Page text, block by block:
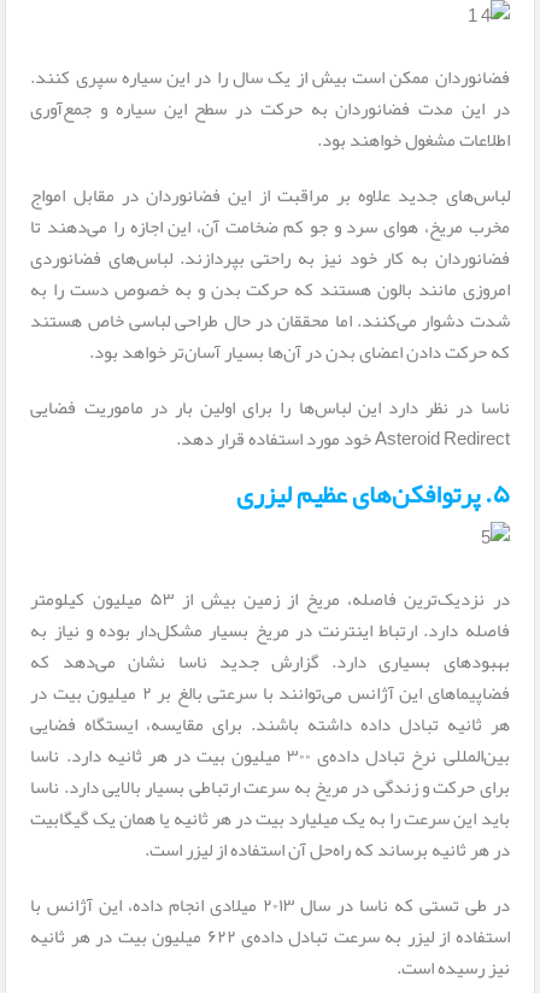
فضانوردان ممکن است بیش از یک سال را در این سیاره سپری کنند.
در این مدت فضانوردان به حرکت در سطح این سیاره و جمع‌آوری
اطلاعات مشغول خواهند بود.
لباس‌های جدید علاوه بر مراقبت از این فضانوردان در مقابل امواج
مخرب مریخ، هوای سرد و جو کم ضخامت آن، این اجازه را می‌دهند تا
فضانوردان به کار خود نیز به راحتی بپردازند. لباس‌های فضانوردی
امروزی مانند بالون هستند که حرکت بدن و به خصوص دست را به
شدت دشوار می‌کنند. اما محققان در حال طراحی لباسی خاص هستند
که حرکت دادن اعضای بدن در آن‌ها بسیار آسان‌تر خواهد بود.
ناسا در نظر دارد این لباس‌ها را برای اولین بار در ماموریت فضایی
Asteroid Redirect خود مورد استفاده قرار دهد.
۵. پرتوافکن‌های عظیم لیزری
در نزدیک‌ترین فاصله‌، مریخ از زمین بیش از ۵۳ میلیون کیلومتر
فاصله دارد. ارتباط اینترنت در مریخ بسیار مشکل‌دار بوده و نیاز به
بهبودهای بسیاری دارد. گزارش جدید ناسا نشان می‌دهد که
فضاپیماهای این آژانس می‌توانند با سرعتی بالغ بر ۲ میلیون بیت در
هر ثانیه تبادل داده داشته باشند. برای مقایسه، ایستگاه فضایی
بین‌المللی نرخ تبادل داده‌ی ۳۰۰ میلیون بیت در هر ثانیه دارد. ناسا
برای حرکت و زندگی در مریخ به سرعت ارتباطی بسیار بالایی دارد. ناسا
باید این سرعت را به یک میلیارد بیت در هر ثانیه یا همان یک گیگابیت
در هر ثانیه برساند که راه‌حل آن استفاده از لیزر است.
در طی تستی که ناسا در سال ۲۰۱۳ میلادی انجام داده، این آژانس با
استفاده از لیزر به سرعت تبادل داده‌ی ۶۲۲ میلیون بیت در هر ثانیه
نیز رسیده است.